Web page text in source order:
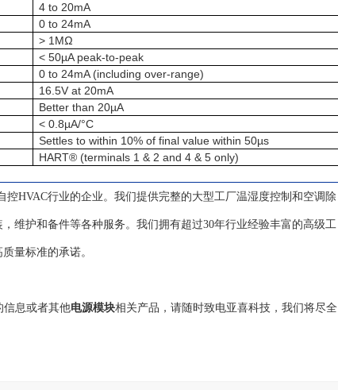
4 to 20mA
0 to 24mA
> 1MΩ
< 50µA peak-to-peak
0 to 24mA (including over-range)
16.5V at 20mA
Better than 20µA
< 0.8µA/°C
Settles to within 10% of final value within 50µs
HART® (terminals 1 & 2 and 4 & 5 only)
HVAC行业的企业。我们提供完整的大型工厂温湿度控制和空调除
维护和备件等各种服务。我们拥有超过30年行业经验丰富的高级工
量标准的承诺。
信息或者其他电源模块相关产品，请随时致电亚喜科技，我们将尽全